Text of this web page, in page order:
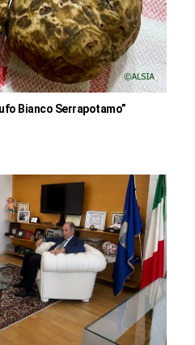
Bianco Serrapotamo”